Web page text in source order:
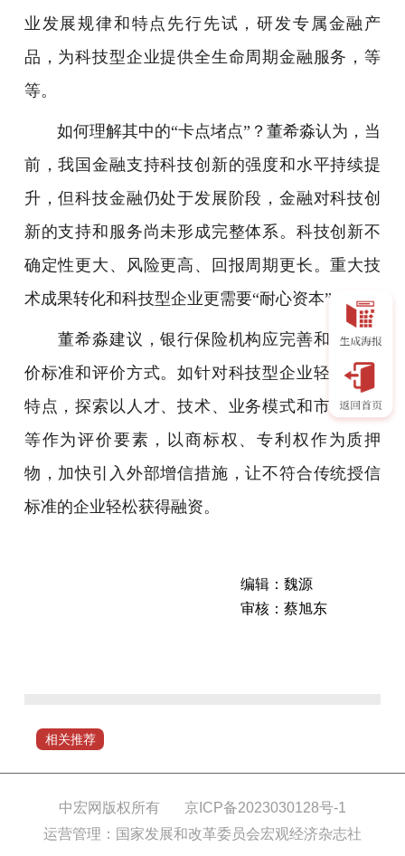
业发展规律和特点先行先试，研发专属金融产
品，为科技型企业提供全生命周期金融服务，等
等。
如何理解其中的“卡点堵点”？董希淼认为，当
前，我国金融支持科技创新的强度和水平持续提
升，但科技金融仍处于发展阶段，金融对科技创
新的支持和服务尚未形成完整体系。科技创新不
确定性更大、风险更高、回报周期更长。重大技
术成果转化和科技型企业更需要“耐心资本”支持。
董希淼建议，银行保险机构应完善和创新评
价标准和评价方式。如针对科技型企业轻资产等
特点，探索以人才、技术、业务模式和市场前景
等作为评价要素，以商标权、专利权作为质押
物，加快引入外部增信措施，让不符合传统授信
标准的企业轻松获得融资。
编辑：魏源
审核：蔡旭东
意
见》
共
相关推荐
中宏网版权所有
京ICP备2023030128号-1
运营管理：国家发展和改革委员会宏观经济杂志社